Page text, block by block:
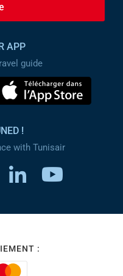
APP
guide
!
with Tunisair
: